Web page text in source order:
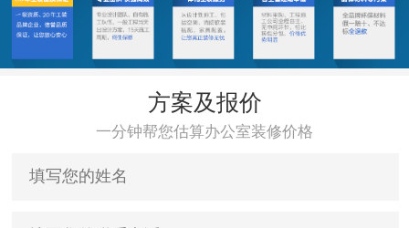
方案及报价
一分钟帮您估算办公室装修价格